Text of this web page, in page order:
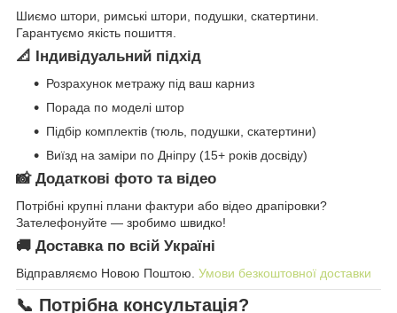
Шиємо штори, римські штори, подушки, скатертини.
Гарантуємо якість пошиття.
📐 Індивідуальний підхід
Розрахунок метражу під ваш карниз
Порада по моделі штор
Підбір комплектів (тюль, подушки, скатертини)
Виїзд на заміри по Дніпру (15+ років досвіду)
📸 Додаткові фото та відео
Потрібні крупні плани фактури або відео драпіровки?
Зателефонуйте — зробимо швидко!
🚚 Доставка по всій Україні
Відправляємо Новою Поштою. Умови безкоштовної доставки
📞 Потрібна консультація?